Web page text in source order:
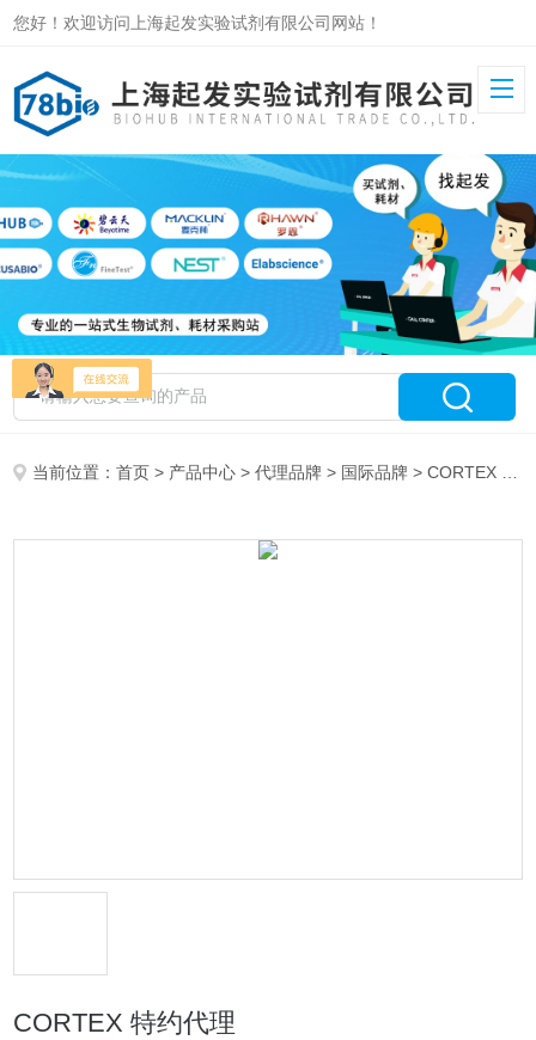
您好！欢迎访问上海起发实验试剂有限公司网站！
当前位置：首页 > 产品中心 >代理品牌 > 国际品牌 > CORTEX 特约代理
CORTEX 特约代理